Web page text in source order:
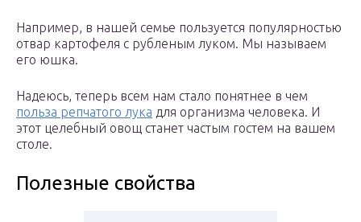
Например, в нашей семье пользуется популярностью
отвар картофеля с рубленым луком. Мы называем
его юшка.
Надеюсь, теперь всем нам стало понятнее в чем
польза репчатого лука для организма человека. И
этот целебный овощ станет частым гостем на вашем
столе.
Полезные свойства